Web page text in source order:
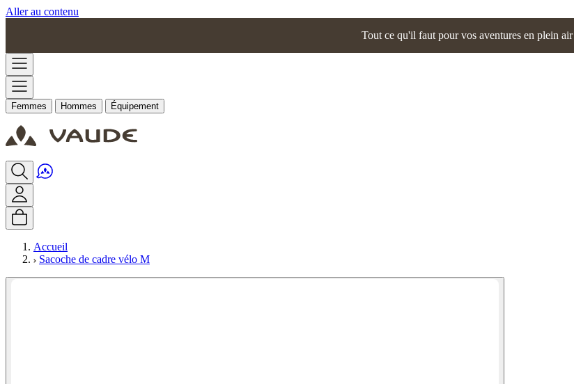
Aller au contenu
Tout ce qu'il faut pour vos aventures en plein air
Femmes Hommes Équipement
Accueil
Sacoche de cadre vélo M